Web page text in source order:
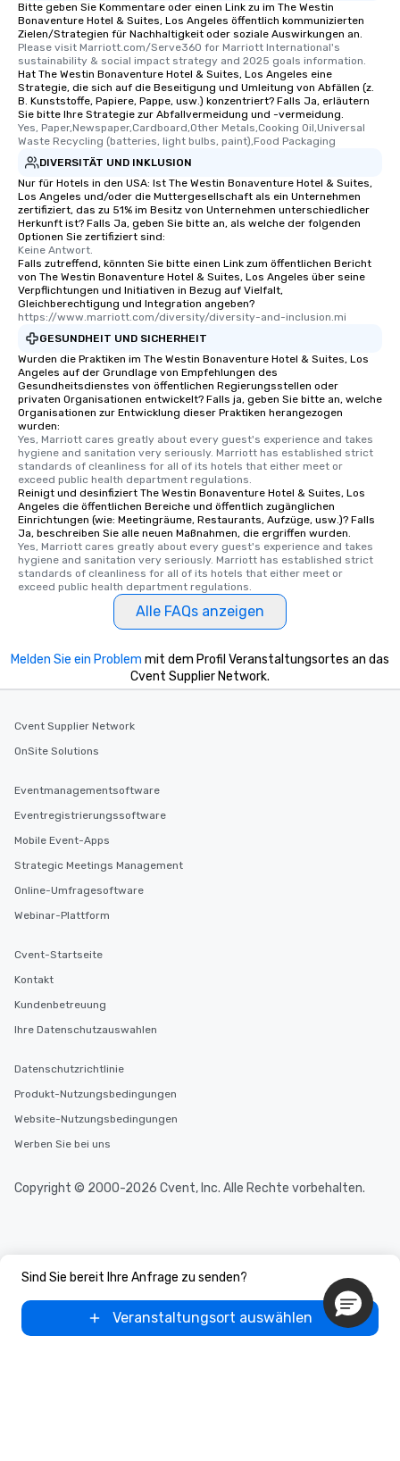
Bitte geben Sie Kommentare oder einen Link zu im The Westin
Bonaventure Hotel & Suites, Los Angeles öffentlich kommunizierten
Zielen/Strategien für Nachhaltigkeit oder soziale Auswirkungen an.
Please visit Marriott.com/Serve360 for Marriott International's
sustainability & social impact strategy and 2025 goals information.
Hat The Westin Bonaventure Hotel & Suites, Los Angeles eine
Strategie, die sich auf die Beseitigung und Umleitung von Abfällen (z.
B. Kunststoffe, Papiere, Pappe, usw.) konzentriert? Falls Ja, erläutern
Sie bitte Ihre Strategie zur Abfallvermeidung und -vermeidung.
Yes, Paper,Newspaper,Cardboard,Other Metals,Cooking Oil,Universal
Waste Recycling (batteries, light bulbs, paint),Food Packaging
DIVERSITÄT UND INKLUSION
Nur für Hotels in den USA: Ist The Westin Bonaventure Hotel & Suites,
Los Angeles und/oder die Muttergesellschaft als ein Unternehmen
zertifiziert, das zu 51% im Besitz von Unternehmen unterschiedlicher
Herkunft ist? Falls Ja, geben Sie bitte an, als welche der folgenden
Optionen Sie zertifiziert sind:
Keine Antwort.
Falls zutreffend, könnten Sie bitte einen Link zum öffentlichen Bericht
von The Westin Bonaventure Hotel & Suites, Los Angeles über seine
Verpflichtungen und Initiativen in Bezug auf Vielfalt,
Gleichberechtigung und Integration angeben?
https://www.marriott.com/diversity/diversity-and-inclusion.mi
GESUNDHEIT UND SICHERHEIT
Wurden die Praktiken im The Westin Bonaventure Hotel & Suites, Los
Angeles auf der Grundlage von Empfehlungen des
Gesundheitsdienstes von öffentlichen Regierungsstellen oder
privaten Organisationen entwickelt? Falls ja, geben Sie bitte an, welche
Organisationen zur Entwicklung dieser Praktiken herangezogen
wurden:
Yes, Marriott cares greatly about every guest's experience and takes
hygiene and sanitation very seriously. Marriott has established strict
standards of cleanliness for all of its hotels that either meet or
exceed public health department regulations.
Reinigt und desinfiziert The Westin Bonaventure Hotel & Suites, Los
Angeles die öffentlichen Bereiche und öffentlich zugänglichen
Einrichtungen (wie: Meetingräume, Restaurants, Aufzüge, usw.)? Falls
Ja, beschreiben Sie alle neuen Maßnahmen, die ergriffen wurden.
Yes, Marriott cares greatly about every guest's experience and takes
hygiene and sanitation very seriously. Marriott has established strict
standards of cleanliness for all of its hotels that either meet or
exceed public health department regulations.
Alle FAQs anzeigen
Sind Sie bereit Ihre Anfrage zu senden?
Veranstaltungsort auswählen
Melden Sie ein Problem mit dem Profil Veranstaltungsortes an das
Cvent Supplier Network.
Cvent Supplier Network
OnSite Solutions
Eventmanagementsoftware
Eventregistrierungssoftware
Mobile Event-Apps
Strategic Meetings Management
Online-Umfragesoftware
Webinar-Plattform
Cvent-Startseite
Kontakt
Kundenbetreuung
Ihre Datenschutzauswahlen
Datenschutzrichtlinie
Produkt-Nutzungsbedingungen
Website-Nutzungsbedingungen
Werben Sie bei uns
Copyright © 2000-2026 Cvent, Inc. Alle Rechte vorbehalten.